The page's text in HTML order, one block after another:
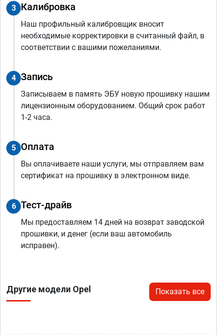
3 Калибровка
Наш профильный калибровщик вносит
необходимые корректировки в считанный файл, в
соответствии с вашими пожеланиями.
4 Запись
Записываем в память ЭБУ новую прошивку нашим
лицензионным оборудованием. Общий срок работ
1-2 часа.
5 Оплата
Вы оплачиваете наши услуги, мы отправляем вам
сертификат на прошивку в электронном виде.
6 Тест-драйв
Мы предоставляем 14 дней на возврат заводской
прошивки, и денег (если ваш автомобиль
исправен).
Другие модели Opel Показать все